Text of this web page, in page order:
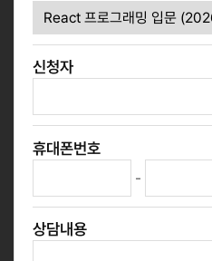
신청자
휴대폰번호
-
상담내용